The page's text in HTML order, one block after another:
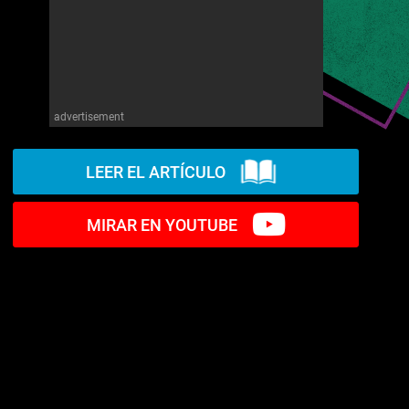
advertisement
LEER EL ARTÍCULO
MIRAR EN YOUTUBE